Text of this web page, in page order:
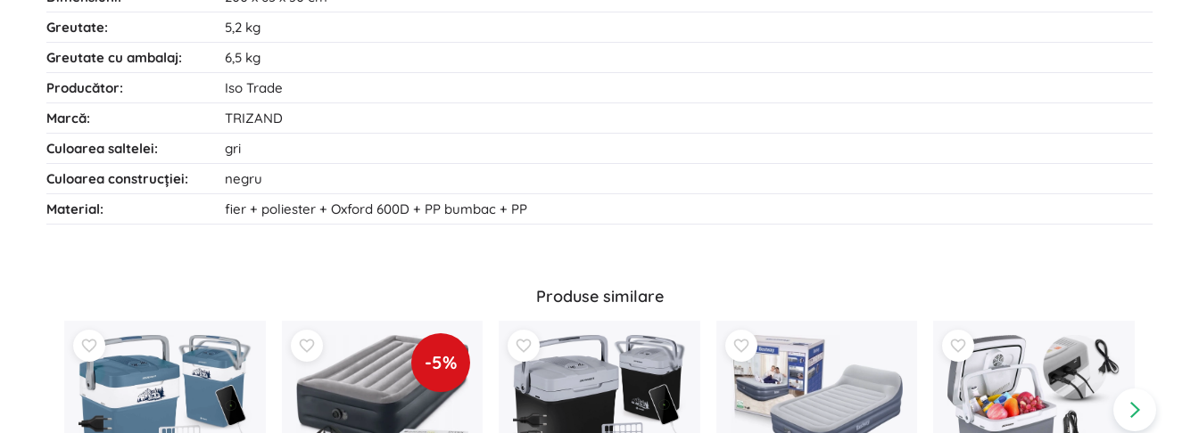
Greutate:
5,2 kg
Greutate cu ambalaj:
6,5 kg
Producător:
Iso Trade
Marcă:
TRIZAND
Culoarea saltelei:
gri
Culoarea construcţiei:
negru
Material:
fier + poliester + Oxford 600D + PP bumbac + PP
Produse similare
-5%